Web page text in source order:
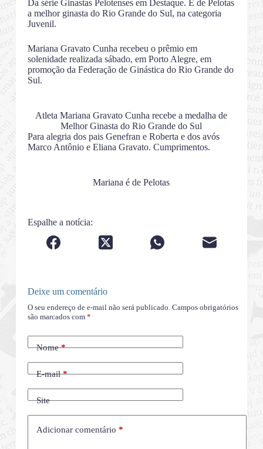
Da série Ginastas Pelotenses em Destaque. É de Pelotas
a melhor ginasta do Rio Grande do Sul, na categoria
Juvenil.
Mariana Gravato Cunha recebeu o prêmio em
solenidade realizada sábado, em Porto Alegre, em
promoção da Federação de Ginástica do Rio Grande do
Sul.
Atleta Mariana Gravato Cunha recebe a medalha de
Melhor Ginasta do Rio Grande do Sul
Para alegria dos pais Genefran e Roberta e dos avós
Marco Antônio e Eliana Gravato. Cumprimentos.
Mariana é de Pelotas
Espalhe a notícia:
Deixe um comentário
O seu endereço de e-mail não será publicado. Campos obrigatórios
são marcados com *
Nome*
E-mail*
Site
Adicionar comentário *